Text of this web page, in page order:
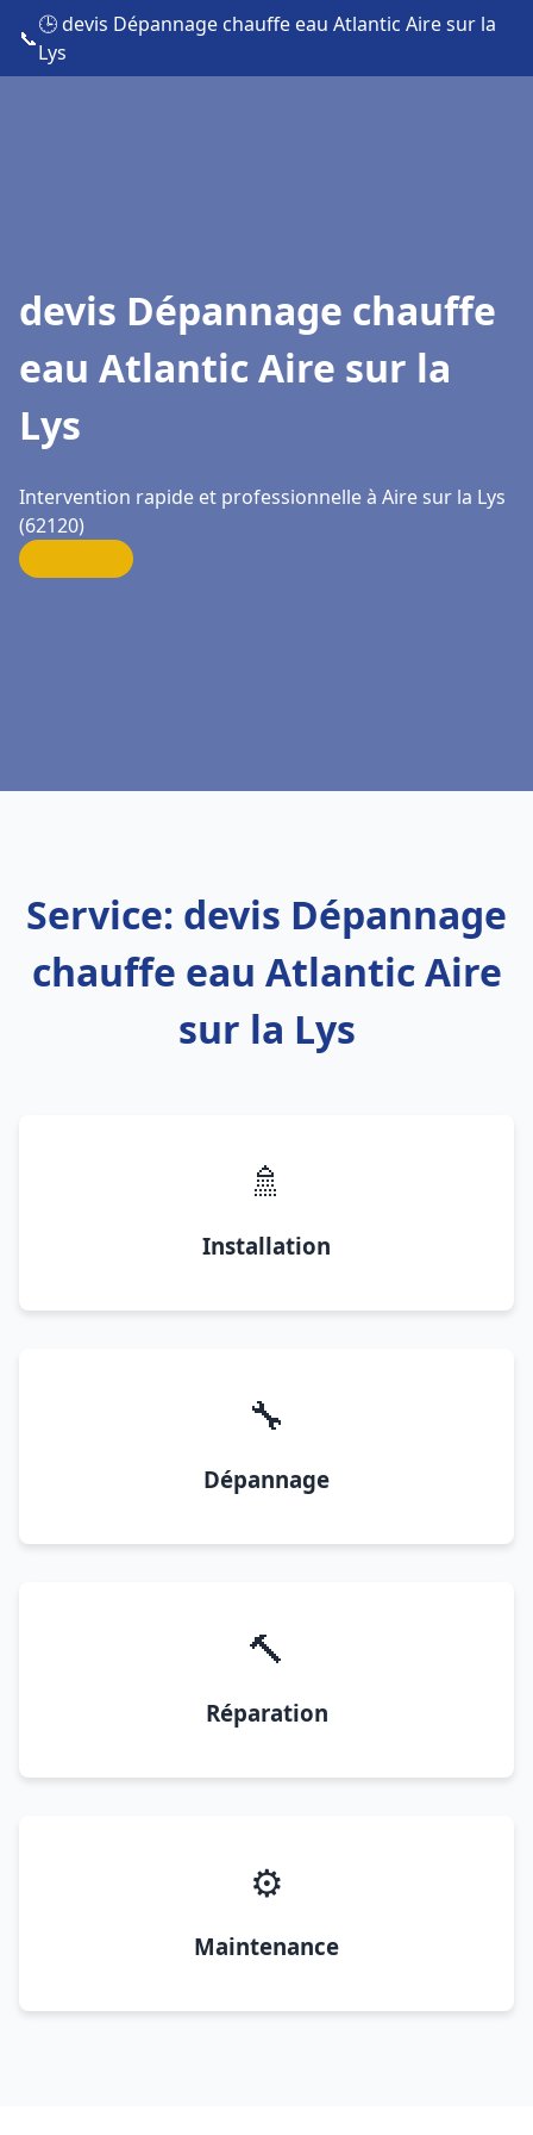
📞
🕒 devis Dépannage chauffe eau Atlantic Aire sur la
Lys
devis Dépannage chauffe
eau Atlantic Aire sur la
Lys
Intervention rapide et professionnelle à Aire sur la Lys
(62120)
Service: devis Dépannage
chauffe eau Atlantic Aire
sur la Lys
🚿
Installation
🔧
Dépannage
🔨
Réparation
⚙️
Maintenance